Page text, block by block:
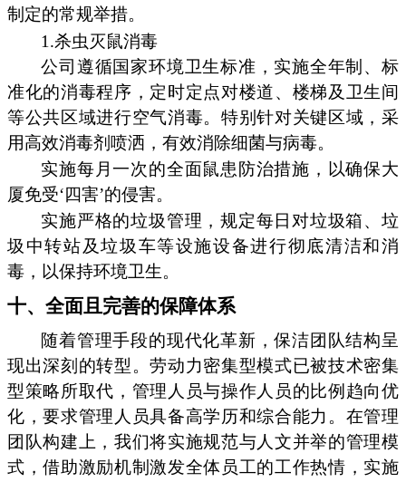
制定的常规举措。
1.杀虫灭鼠消毒
公司遵循国家环境卫生标准，实施全年制、标
准化的消毒程序，定时定点对楼道、楼梯及卫生间
等公共区域进行空气消毒。特别针对关键区域，采
用高效消毒剂喷洒，有效消除细菌与病毒。
实施每月一次的全面鼠患防治措施，以确保大
厦免受‘四害’的侵害。
实施严格的垃圾管理，规定每日对垃圾箱、垃
圾中转站及垃圾车等设施设备进行彻底清洁和消
毒，以保持环境卫生。
十、全面且完善的保障体系
随着管理手段的现代化革新，保洁团队结构呈
现出深刻的转型。劳动力密集型模式已被技术密集
型策略所取代，管理人员与操作人员的比例趋向优
化，要求管理人员具备高学历和综合能力。在管理
团队构建上，我们将实施规范与人文并举的管理模
式，借助激励机制激发全体员工的工作热情，实施